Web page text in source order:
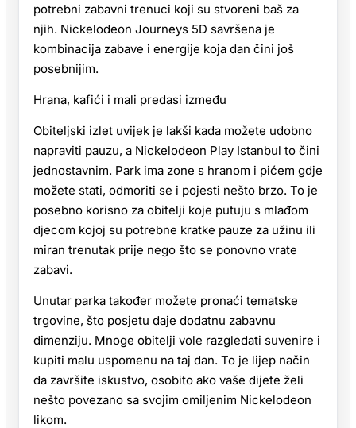
potrebni zabavni trenuci koji su stvoreni baš za
njih. Nickelodeon Journeys 5D savršena je
kombinacija zabave i energije koja dan čini još
posebnijim.
Hrana, kafići i mali predasi između
Obiteljski izlet uvijek je lakši kada možete udobno
napraviti pauzu, a Nickelodeon Play Istanbul to čini
jednostavnim. Park ima zone s hranom i pićem gdje
možete stati, odmoriti se i pojesti nešto brzo. To je
posebno korisno za obitelji koje putuju s mlađom
djecom kojoj su potrebne kratke pauze za užinu ili
miran trenutak prije nego što se ponovno vrate
zabavi.
Unutar parka također možete pronaći tematske
trgovine, što posjetu daje dodatnu zabavnu
dimenziju. Mnoge obitelji vole razgledati suvenire i
kupiti malu uspomenu na taj dan. To je lijep način
da završite iskustvo, osobito ako vaše dijete želi
nešto povezano sa svojim omiljenim Nickelodeon
likom.